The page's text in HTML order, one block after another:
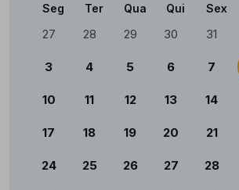
Calendário
Seg Ter Qua Qui Sex
27 28 29 30 31
3 4 5 6 7
10 11 12 13 14
17 18 19 20 21
24 25 26 27 28